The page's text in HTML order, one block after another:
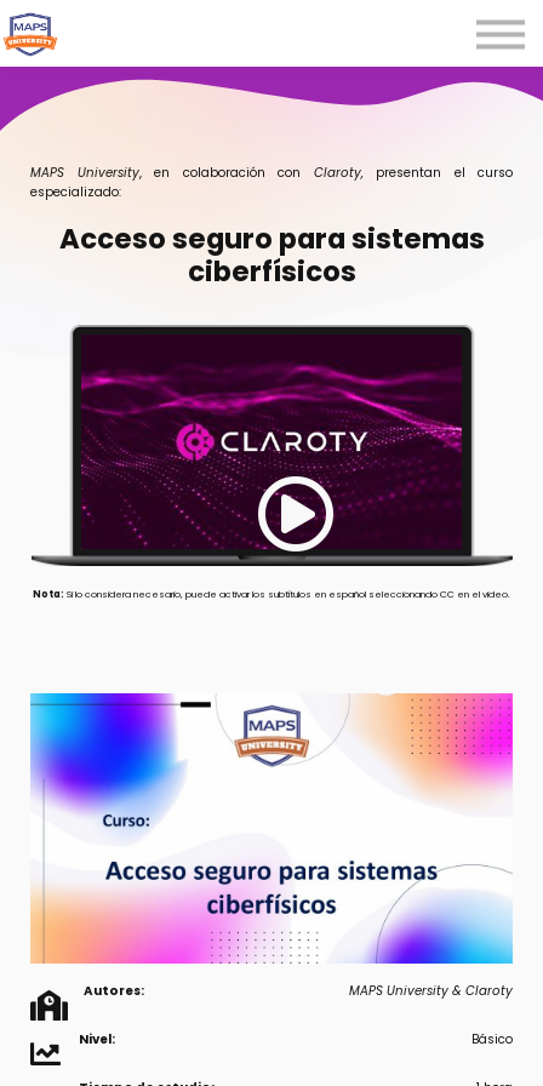
Seminarios
Webinars
Iniciar sesión
MAPS University, en colaboración con Claroty,presentan el curso
especializado:
Acceso seguro para sistemas
ciberfísicos
Nota: Si lo considera necesario, puede activar los subtítulos en español seleccionando CC en el video.
Autores: MAPS University & Claroty
Nivel: Básico